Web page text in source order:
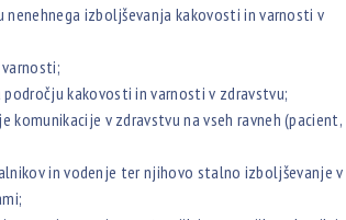
nenehnega izboljševanja kakovosti in varnosti v
kakovosti in varnosti v zdravstvu;
v zdravstvu na vseh ravneh (pacient,
in vodenje ter njihovo stalno izboljševanje v